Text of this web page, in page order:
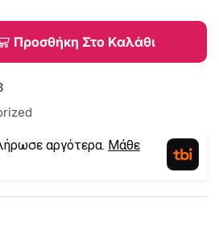
Προσθήκη Στο Καλάθι
αργότερα. Μάθε